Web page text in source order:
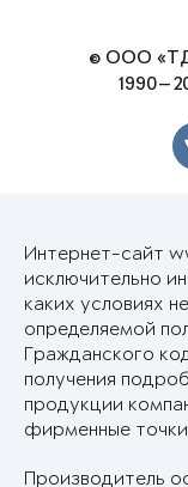
© ООО
Интернет-сайт
исключительно
каких условиях
определяемой
Гражданского
получения
продукции
фирменные
Производитель